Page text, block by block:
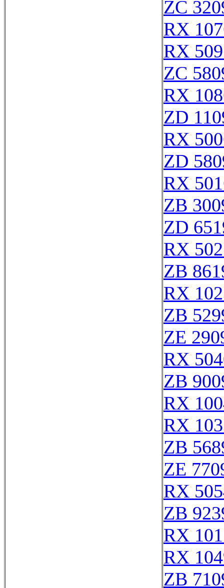
ZC
RX
RX
ZC
RX
ZD
RX
ZD
RX
ZB
ZD
RX
ZB
RX
ZB
ZE
RX
ZB
RX
RX
ZB
ZE
RX
ZB
RX
RX
ZB